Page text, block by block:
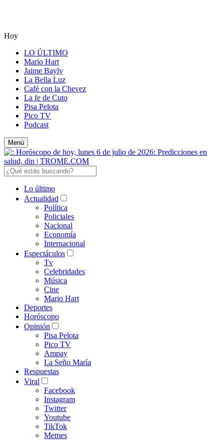
Hoy
LO ÚLTIMO
Mario Hart
Jaime Bayly
La Bella Luz
Café con la Chevez
La fe de Cuto
Pisa Pelota
Pico TV
Podcast
Menú
Lo último
Actualidad
Política
Policiales
Nacional
Economía
Internacional
Espectáculos
Tv
Celebridades
Música
Cine
Mario Hart
Deportes
Horóscopo
Opinión
Pisa Pelota
Pico TV
Ampay
La Seño María
Respuestas
Viral
Facebook
Instagram
Twitter
Youtube
TikTok
Memes